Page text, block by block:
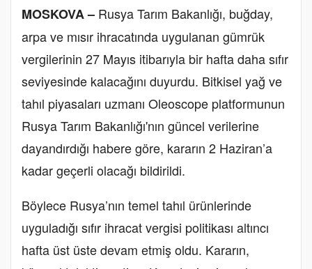
MOSKOVA – Rusya Tarım Bakanlığı, buğday,
arpa ve mısır ihracatında uygulanan gümrük
vergilerinin 27 Mayıs itibarıyla bir hafta daha sıfır
seviyesinde kalacağını duyurdu. Bitkisel yağ ve
tahıl piyasaları uzmanı Oleoscope platformunun
Rusya Tarım Bakanlığı'nın güncel verilerine
dayandırdığı habere göre, kararın 2 Haziran’a
kadar geçerli olacağı bildirildi.
Böylece Rusya’nın temel tahıl ürünlerinde
uyguladığı sıfır ihracat vergisi politikası altıncı
hafta üst üste devam etmiş oldu. Kararın,